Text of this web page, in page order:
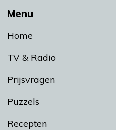
Menu
Home
TV & Radio
Prijsvragen
Puzzels
Recepten